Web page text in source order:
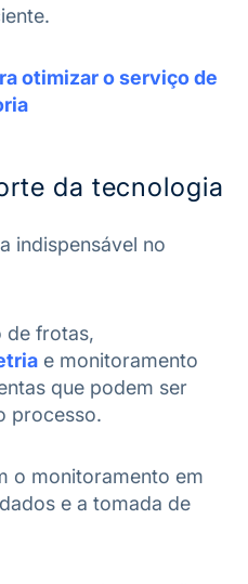
otimizar o serviço de
da tecnologia
indispensável no
de frotas,
e monitoramento
que podem ser
processo.
o monitoramento em
e a tomada de